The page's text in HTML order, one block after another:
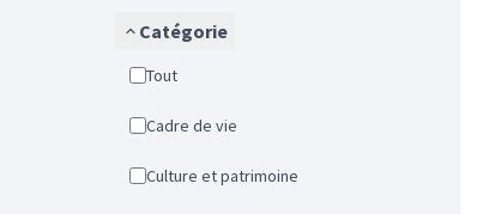
Catégorie
Tout
Cadre de vie
Culture et patrimoine